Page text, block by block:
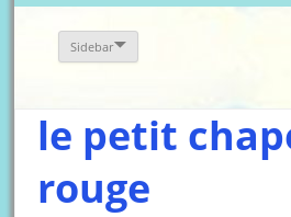
Sidebar
le petit
rouge